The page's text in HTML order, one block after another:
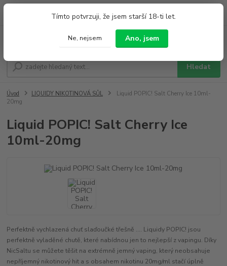
Tímto potvrzuji, že jsem starší 18-ti let.
Ne, nejsem Ano, jsem
Hledat
Po - Pá 9:00 - 19:00 So 9:00 - 14:00
Úvod LIQUIDY NIKOTINOVÁ SŮL
Liquid POPIC! Salt Cherry Ice 10ml-
20mg
Liquid POPIC! Salt Cherry Ice
10ml-20mg
Perfektně vychlazená chuť slaďoučké třešně .... Liquidy POPIC! jsou
perfektně vyladěné chutě, které nabídnou jen to nejlepší z vapingu. Díky
NicSaltu se můžete těšit na extrémně jemný vaping, který neobsahuje
nepříjemný nikotinový hit a s obsahem nikotinu 20mg/ml stačí úplně